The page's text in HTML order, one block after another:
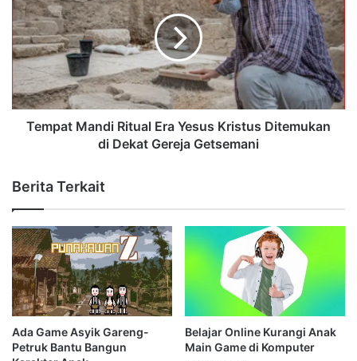
Tempat Mandi Ritual Era Yesus Kristus Ditemukan
di Dekat Gereja Getsemani
Berita Terkait
Ada Game Asyik Gareng-
Petruk Bantu Bangun
Belajar Online Kurangi Anak
Main Game di Komputer